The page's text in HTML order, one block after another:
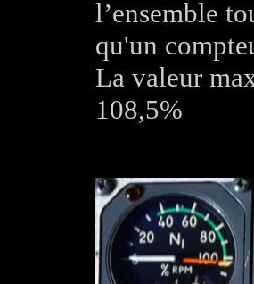
l’ensemble
qu'un
La valeur
108,5%